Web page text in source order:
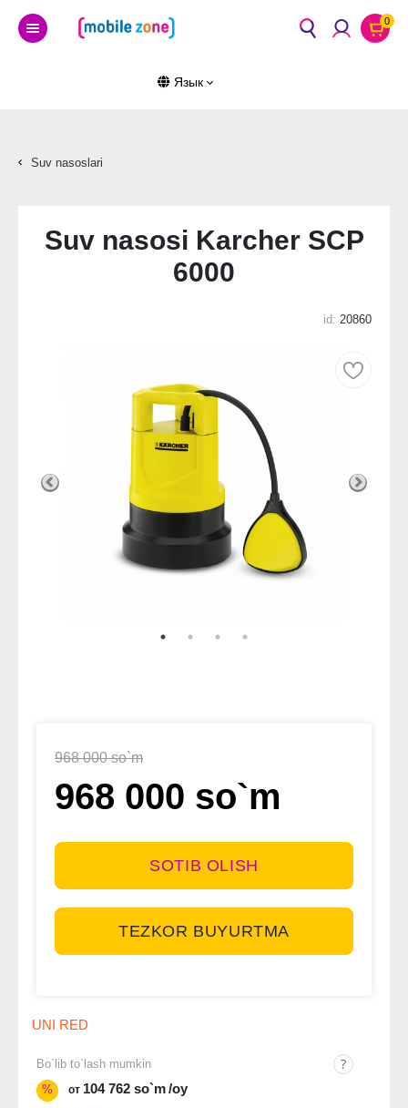
0
Язык
Suv nasoslari
Suv nasosi Karcher SCP
6000
id: 20860
968 000 so`m
968 000 so`m
SOTIB OLISH
TEZKOR BUYURTMA
UNI RED
Bo`lib to`lash mumkin
%
от 104 762 so`m/oy